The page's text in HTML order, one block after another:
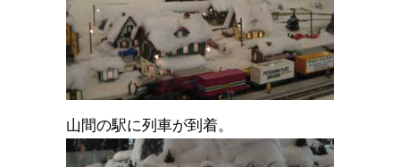
山間の駅に列車が到着。